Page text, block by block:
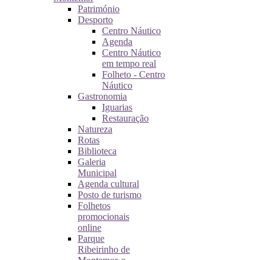
Património
Desporto
Centro Náutico
Agenda
Centro Náutico
em tempo real
Folheto - Centro
Náutico
Gastronomia
Iguarias
Restauração
Natureza
Rotas
Biblioteca
Galeria
Municipal
Agenda cultural
Posto de turismo
Folhetos
promocionais
online
Parque
Ribeirinho de